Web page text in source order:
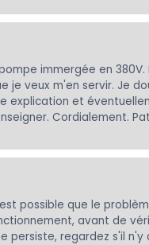
immergée en
veux m'en servir. Je
explication et
Cordialement.
possible que le
avant de
persiste, regardez s'il